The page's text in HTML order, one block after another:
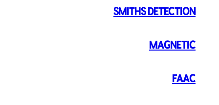
SMITHS DETECTION
MAGNETIC
FAAC